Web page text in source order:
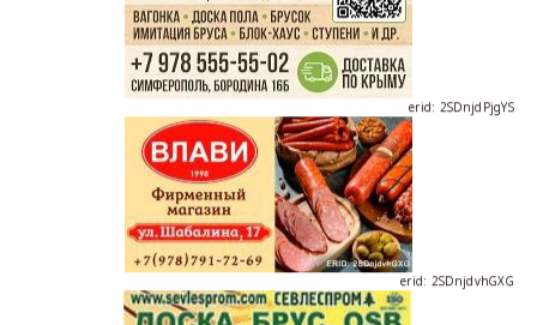
erid: 2SDnjdPjgYS
erid: 2SDnjdvhGXG